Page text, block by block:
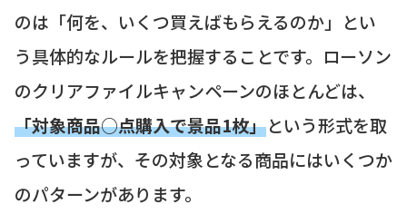
のは「何を、いくつ買えばもらえるのか」とい
う具体的なルールを把握することです。ローソン
のクリアファイルキャンペーンのほとんどは、
「対象商品○点購入で景品1枚」という形式を取
っていますが、その対象となる商品にはいくつか
のパターンがあります。